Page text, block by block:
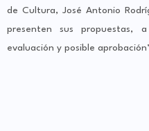
de Cultura, José Antonio
presenten sus propuestas,
evaluación y posible